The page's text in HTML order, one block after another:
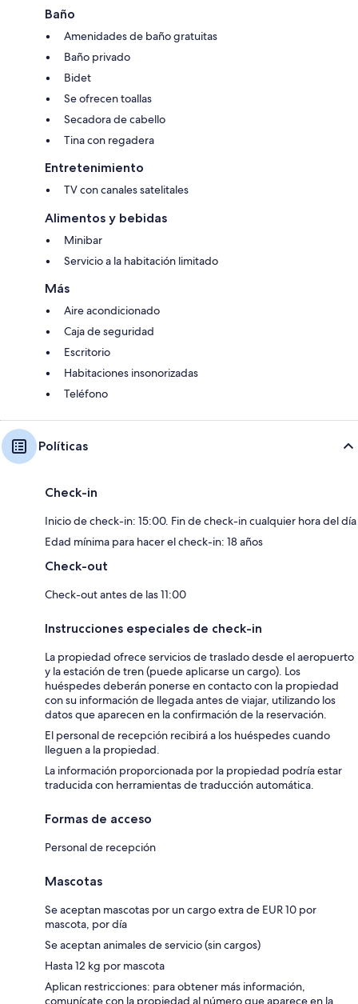
Baño
Amenidades de baño gratuitas
Baño privado
Bidet
Se ofrecen toallas
Secadora de cabello
Tina con regadera
Entretenimiento
TV con canales satelitales
Alimentos y bebidas
Minibar
Servicio a la habitación limitado
Más
Aire acondicionado
Caja de seguridad
Escritorio
Habitaciones insonorizadas
Teléfono
Políticas
Check-in
Inicio de check-in: 15:00. Fin de check-in cualquier hora del día
Edad mínima para hacer el check-in: 18 años
Check-out
Check-out antes de las 11:00
Instrucciones especiales de check-in
La propiedad ofrece servicios de traslado desde el aeropuerto
y la estación de tren (puede aplicarse un cargo). Los
huéspedes deberán ponerse en contacto con la propiedad
con su información de llegada antes de viajar, utilizando los
datos que aparecen en la confirmación de la reservación.
El personal de recepción recibirá a los huéspedes cuando
lleguen a la propiedad.
La información proporcionada por la propiedad podría estar
traducida con herramientas de traducción automática.
Formas de acceso
Personal de recepción
Mascotas
Se aceptan mascotas por un cargo extra de EUR 10 por
mascota, por día
Se aceptan animales de servicio (sin cargos)
Hasta 12 kg por mascota
Aplican restricciones: para obtener más información,
comunícate con la propiedad al número que aparece en la